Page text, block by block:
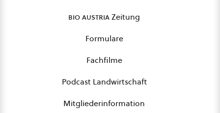
bio austriaZeitung
Formulare
Fachfilme
Podcast Landwirtschaft
Mitgliederinformation